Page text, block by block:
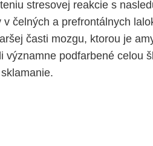
stresovej reakcie s
v čelných a prefrontálnych
časti mozgu, ktorou je
významne podfarbené celou